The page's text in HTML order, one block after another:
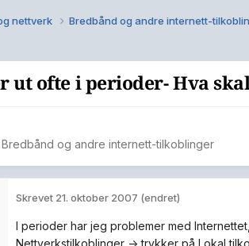
nettverk Bredbånd og andre internett-
ut ofte i perioder- Hva
Bredbånd og andre internett-tilkoblinger
Skrevet 21. oktober 2007 (endret)
I perioder har jeg problemer med